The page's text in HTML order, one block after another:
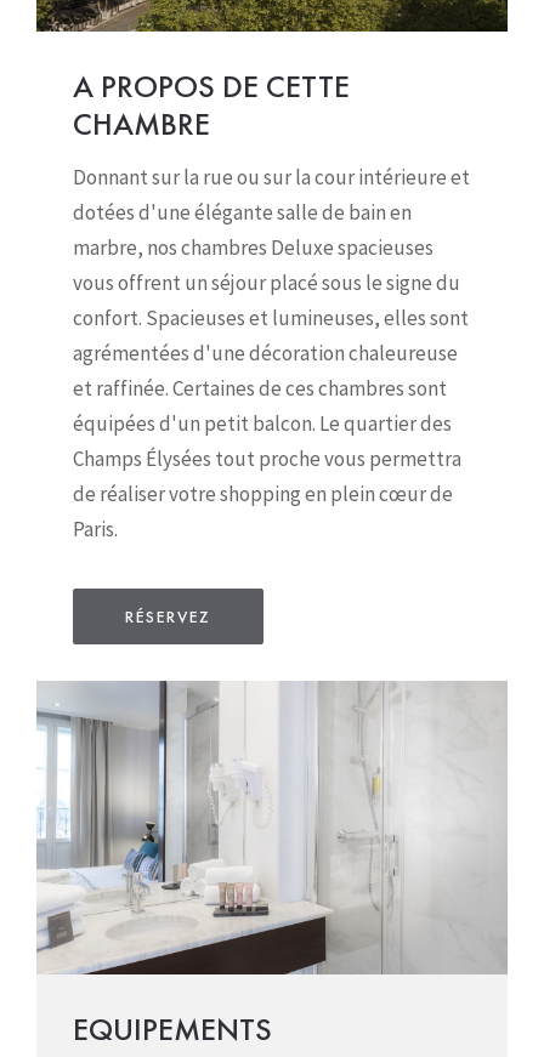
A PROPOS DE CETTE
CHAMBRE
Donnant sur la rue ou sur la cour intérieure et
dotées d'une élégante salle de bain en
marbre, nos chambres Deluxe spacieuses
vous offrent un séjour placé sous le signe du
confort. Spacieuses et lumineuses, elles sont
agrémentées d'une décoration chaleureuse
et raffinée. Certaines de ces chambres sont
équipées d'un petit balcon. Le quartier des
Champs Élysées tout proche vous permettra
de réaliser votre shopping en plein cœur de
Paris.
RÉSERVEZ
EQUIPEMENTS